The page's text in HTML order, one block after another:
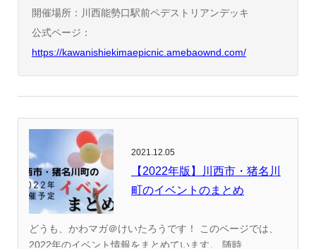
開催場所：川西能勢口駅前ペデストリアンデッキ
公式ページ：
https://kawanishiekimaepicnic.amebaownd.com/
2021.12.05
【2022年版】川西市・猪名川
町のイベントのまとめ
どうも、かわマガ＠けいたろうです！ このページでは、
2022年のイベント情報をまとめています。 随時...